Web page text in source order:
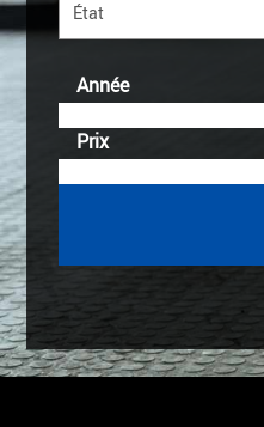
Année
Prix